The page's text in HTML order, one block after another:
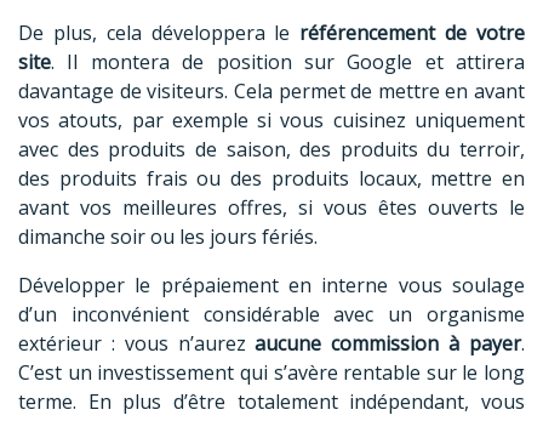
De plus, cela développera le référencement de votre
site. Il montera de position sur Google et attirera
davantage de visiteurs. Cela permet de mettre en avant
vos atouts, par exemple si vous cuisinez uniquement
avec des produits de saison, des produits du terroir,
des produits frais ou des produits locaux, mettre en
avant vos meilleures offres, si vous êtes ouverts le
dimanche soir ou les jours fériés.
Développer le prépaiement en interne vous soulage
d’un inconvénient considérable avec un organisme
extérieur : vous n’aurezaucune commission à payer.
C’est un investissement qui s’avère rentable sur le long
terme. En plus d’être totalement indépendant, vous